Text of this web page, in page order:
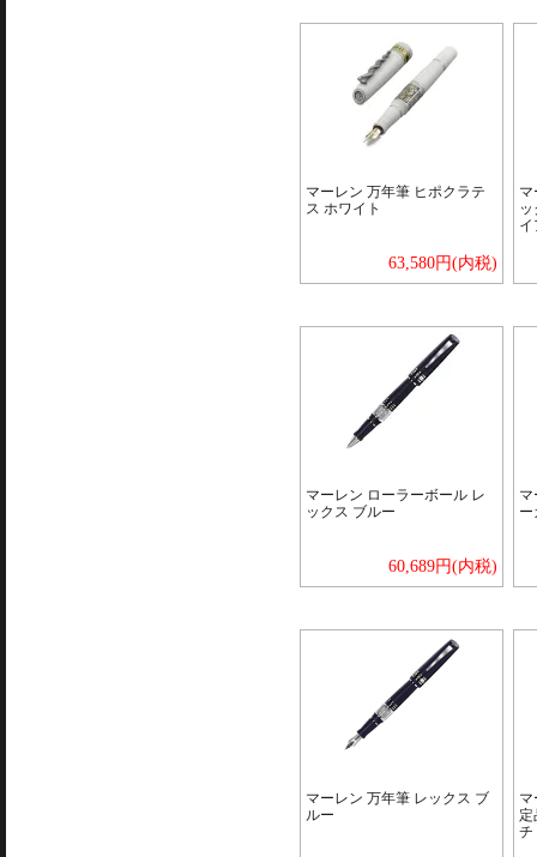
マーレン 万年筆 ヒポクラテ
ス ホワイト
63,580円(内税)
マ
イ
マーレン ローラーボール レ
ックス ブルー
60,689円(内税)
マ
ー
マーレン 万年筆 レックス ブ
ルー
マ
定
チ